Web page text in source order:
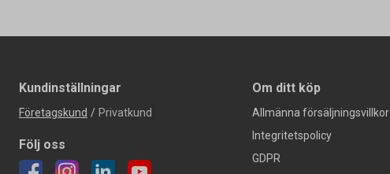
Kundinställningar
Företagskund / Privatkund
Följ oss
Om ditt köp
Allmänna försäljningsvillkor
Integritetspolicy
GDPR